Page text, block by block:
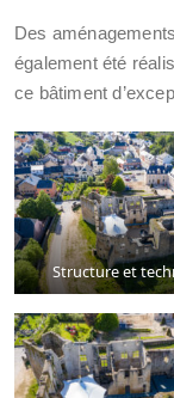
Des
également été
ce bâtiment
Structure et